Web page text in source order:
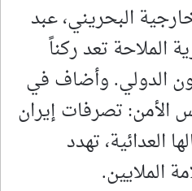
البحريني، عبد
الملاحة تعد ركناً
الدولي. وأضاف في
الأمن: تصرفات إيران
العدائية، تهدد
الملايين.